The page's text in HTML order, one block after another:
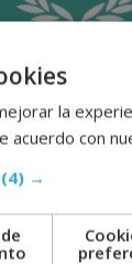
en el e-
la
con
(4) →